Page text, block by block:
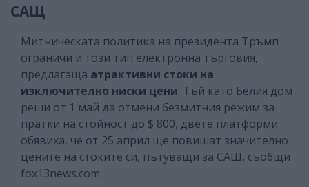
САЩ
Митническата политика на президента Тръмп
ограничи и този тип електронна търговия,
предлагаща атрактивни стоки на
изключително ниски цени. Тъй като Белия дом
реши от 1 май да отмени безмитния режим за
пратки на стойност до $ 800, двете платформи
обявиха, че от 25 април ще повишат значително
цените на стоките си, пътуващи за САЩ, съобщи
fox13news.com.